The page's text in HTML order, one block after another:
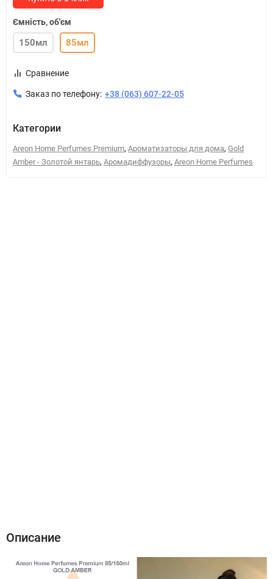
Ємність, об'єм
150мл 85мл
Сравнение
Заказ по телефону: +38 (063) 607-22-05
Категории
Areon Home Perfumes Premium, Ароматизаторы для дома, Gold
Amber - Золотой янтарь, Аромадиффузоры, Areon Home Perfumes
Описание